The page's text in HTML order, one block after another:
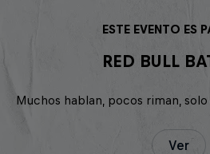
ESTE EVENTO ES
RED BULL
Muchos hablan, pocos riman,
Ver